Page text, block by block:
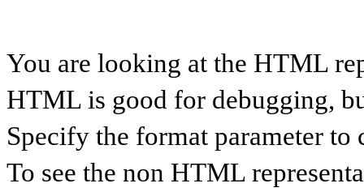
You are looking at the HTML
HTML is good for debugging,
Specify the format parameter to
To see the non HTML